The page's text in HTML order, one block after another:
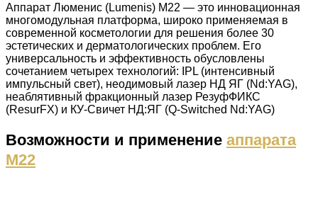
Аппарат Люменис (Lumenis) M22 — это инновационная
многомодульная платформа, широко применяемая в
современной косметологии для решения более 30
эстетических и дерматологических проблем. Его
универсальность и эффективность обусловлены
сочетанием четырех технологий: IPL (интенсивный
импульсный свет), неодимовый лазер НД ЯГ (Nd:YAG),
неаблятивный фракционный лазер РезуфФИКС
(ResurFX) и КУ-Свичет НД:ЯГ (Q-Switched Nd:YAG)
Возможности и применение аппарата
M22